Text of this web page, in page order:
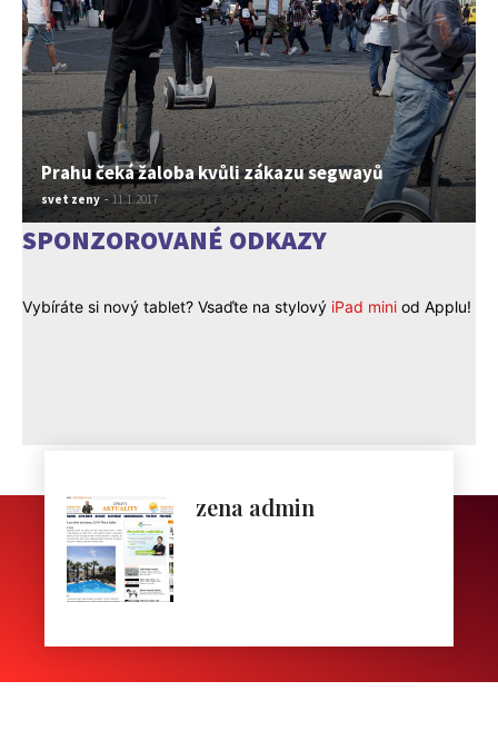
Prahu čeká žaloba kvůli zákazu segwayů
svet zeny - 11.1.2017
SPONZOROVANÉ ODKAZY
Vybíráte si nový tablet? Vsaďte na stylový iPad mini od Applu!
zena admin